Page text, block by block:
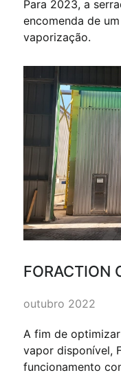
Para 2023, a
encomenda de
vaporização.
FORACTION
outubro 2022
A fim de
vapor disponível,
funcionamento